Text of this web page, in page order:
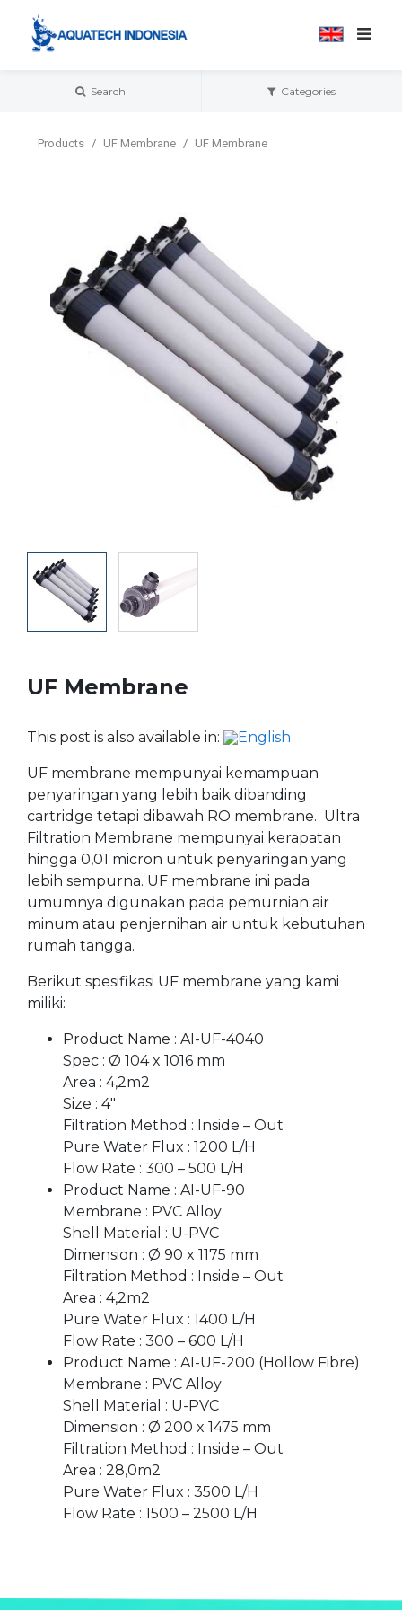
Search Categories
Products UF Membrane UF Membrane
UF Membrane
This post is also available in:
UF membrane mempunyai kemampuan
penyaringan yang lebih baik dibanding
cartridge tetapi dibawah RO membrane. Ultra
Filtration Membrane mempunyai kerapatan
hingga 0,01 micron untuk penyaringan yang
lebih sempurna. UF membrane ini pada
umumnya digunakan pada pemurnian air
minum atau penjernihan air untuk kebutuhan
rumah tangga.
Berikut spesifikasi UF membrane yang kami
miliki:
Product Name : AI-UF-4040
Spec : Ø 104 x 1016 mm
Area : 4,2m2
Size : 4″
Filtration Method : Inside – Out
Pure Water Flux : 1200 L/H
Flow Rate : 300 – 500 L/H
Product Name : AI-UF-90
Membrane : PVC Alloy
Shell Material : U-PVC
Dimension : Ø 90 x 1175 mm
Filtration Method : Inside – Out
Area : 4,2m2
Pure Water Flux : 1400 L/H
Flow Rate : 300 – 600 L/H
Product Name : AI-UF-200 (Hollow Fibre)
Membrane : PVC Alloy
Shell Material : U-PVC
Dimension : Ø 200 x 1475 mm
Filtration Method : Inside – Out
Area : 28,0m2
Pure Water Flux : 3500 L/H
Flow Rate : 1500 – 2500 L/H